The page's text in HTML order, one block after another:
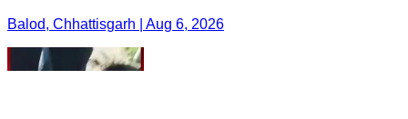
Balod, Chhattisgarh | Aug 6, 2026